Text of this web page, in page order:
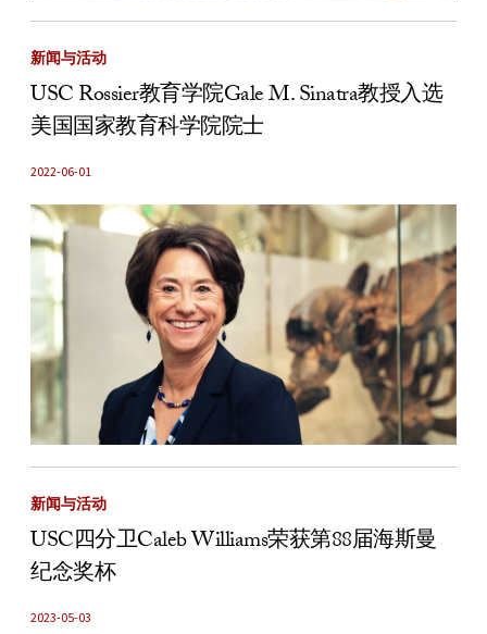
新闻与活动
USC Rossier教育学院Gale M. Sinatra教授入选
美国国家教育科学院院士
2022-06-01
新闻与活动
USC四分卫Caleb Williams荣获第88届海斯曼
纪念奖杯
2023-05-03